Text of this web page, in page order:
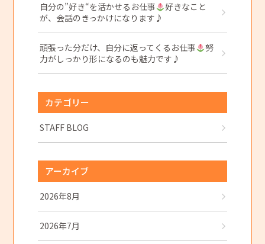
自分の”好き“を活かせるお仕事
好きなこと
が、会話のきっかけになります♪
頑張った分だけ、自分に返ってくるお仕事
努
力がしっかり形になるのも魅力です♪
カテゴリー
STAFF BLOG
アーカイブ
2026年8月
2026年7月